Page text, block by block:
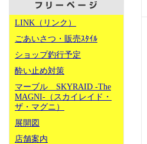
LINK（リンク）
ごあいさつ・販売ｽﾀｲﾙ
ショップ釣行予定
酔い止め対策
マーブル SKYRAID -The
MAGNI-（スカイレイド・
ザ・マグニ）
展開図
店舗案内